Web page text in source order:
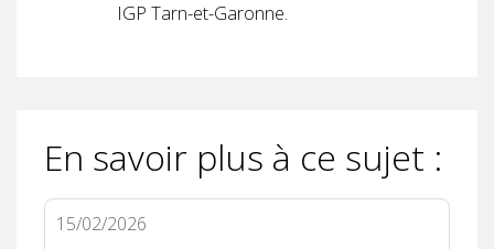
IGP Tarn-et-Garonne.
En savoir plus à ce sujet :
15/02/2026